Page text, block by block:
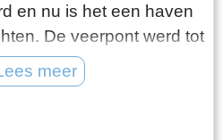
en nu is het een haven
De veerpont werd tot
Heeg gebruikt en is door
havenmond aldaar uit de
meer